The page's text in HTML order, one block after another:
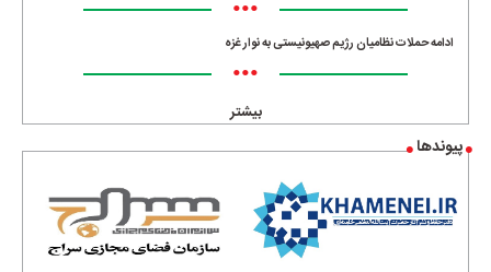
•••
ادامه حملات نظامیان رژیم صهیونیستی به نوار غزه
•••
بیشتر
پیوندها